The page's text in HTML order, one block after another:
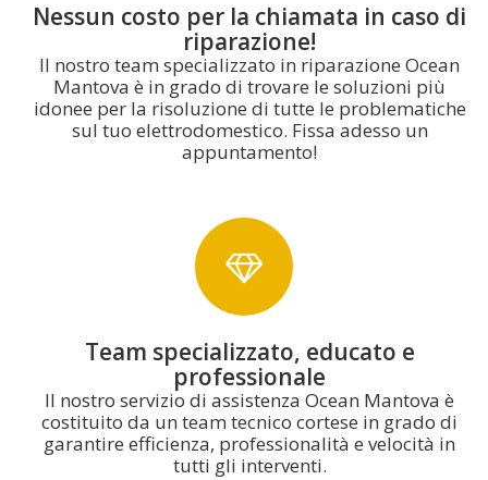
Nessun costo per la chiamata in caso di
riparazione!
Il nostro team specializzato in riparazione Ocean
Mantova è in grado di trovare le soluzioni più
idonee per la risoluzione di tutte le problematiche
sul tuo elettrodomestico. Fissa adesso un
appuntamento!
Team specializzato, educato e
professionale
Il nostro servizio di assistenza Ocean Mantova è
costituito da un team tecnico cortese in grado di
garantire efficienza, professionalità e velocità in
tutti gli interventi.